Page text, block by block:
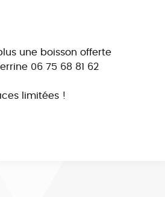
une boisson offerte
06 75 68 81 62
limitées !